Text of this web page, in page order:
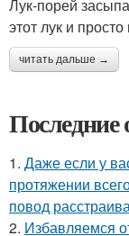
Лук-порей
этот лук и
читать дальше →
Последние
1. Даже если у
протяжении
повод
2. Избавляемся